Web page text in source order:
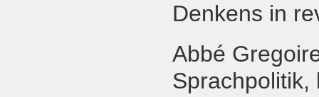
Denkens in
Abbé
Sprachpolitik,